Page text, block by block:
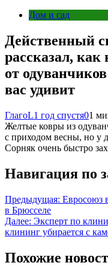
Дом и сад
Действенный
рассказал, как
от
вас удивит
ГлагоL1 год спустя01
Желтые ковры из
с приходом весны, но у
Сорняк очень быстро
Навигация по
Предыдущая: Евросоюз
в Брюсселе
Далее: Эксперт по
клининг убирается с
Похожие